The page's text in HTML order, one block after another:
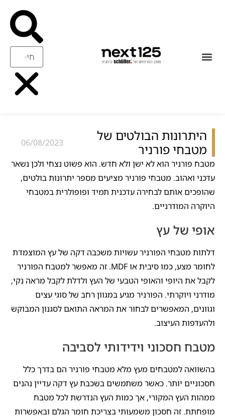
היתרונות הבולטים של
מטבחי פורניר
06/08/2023
מטבח פורניר הוא לא ישן ולא חדש. הוא פשוט נצחי ולכן נשאר
עדכני ואהוב. מטבחי פורניר מציעים מספר יתרונות בולטים,
שהופכים אותם לבחירה עדכנית תמיד ופופולרית במטבחי
היוקרה המודרניים.
אופי של עץ
דלתות מטבחי הפורניר עשויות משכבה דקה של עץ המוצמדת
לחומר מצע, כמו סיבית או MDF. זה מאפשר למטבח הפורניר
לקבל את היופי והאופי הטבעי של העץ ולדלת לקבל מראה נקי,
מודרני ויוקרתי. הפורניר מגיע במגוון רחב של סוגי עצים
וגוונים, המאפשרים לבחור את המראה התואם לסגנון המבוקש
ולהעדפות העיצוב.
מטבח חסכוני וידידותי לסביבה
בהשוואה למטבחים מעץ מלא מטבחי פורניר הם בדרך כלל
חסכוניים יותר. כאשר משתמשים בשכבת עץ דקה עדיין נהנים
ממהות העץ המקורי, אך כמות העץ הנדרשת לכל מטבח
מופחתת. זה חסכון משמעותי בצריכת חומר הגלם ובאפשרות